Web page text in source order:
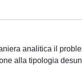
analitica il
alla tipologia